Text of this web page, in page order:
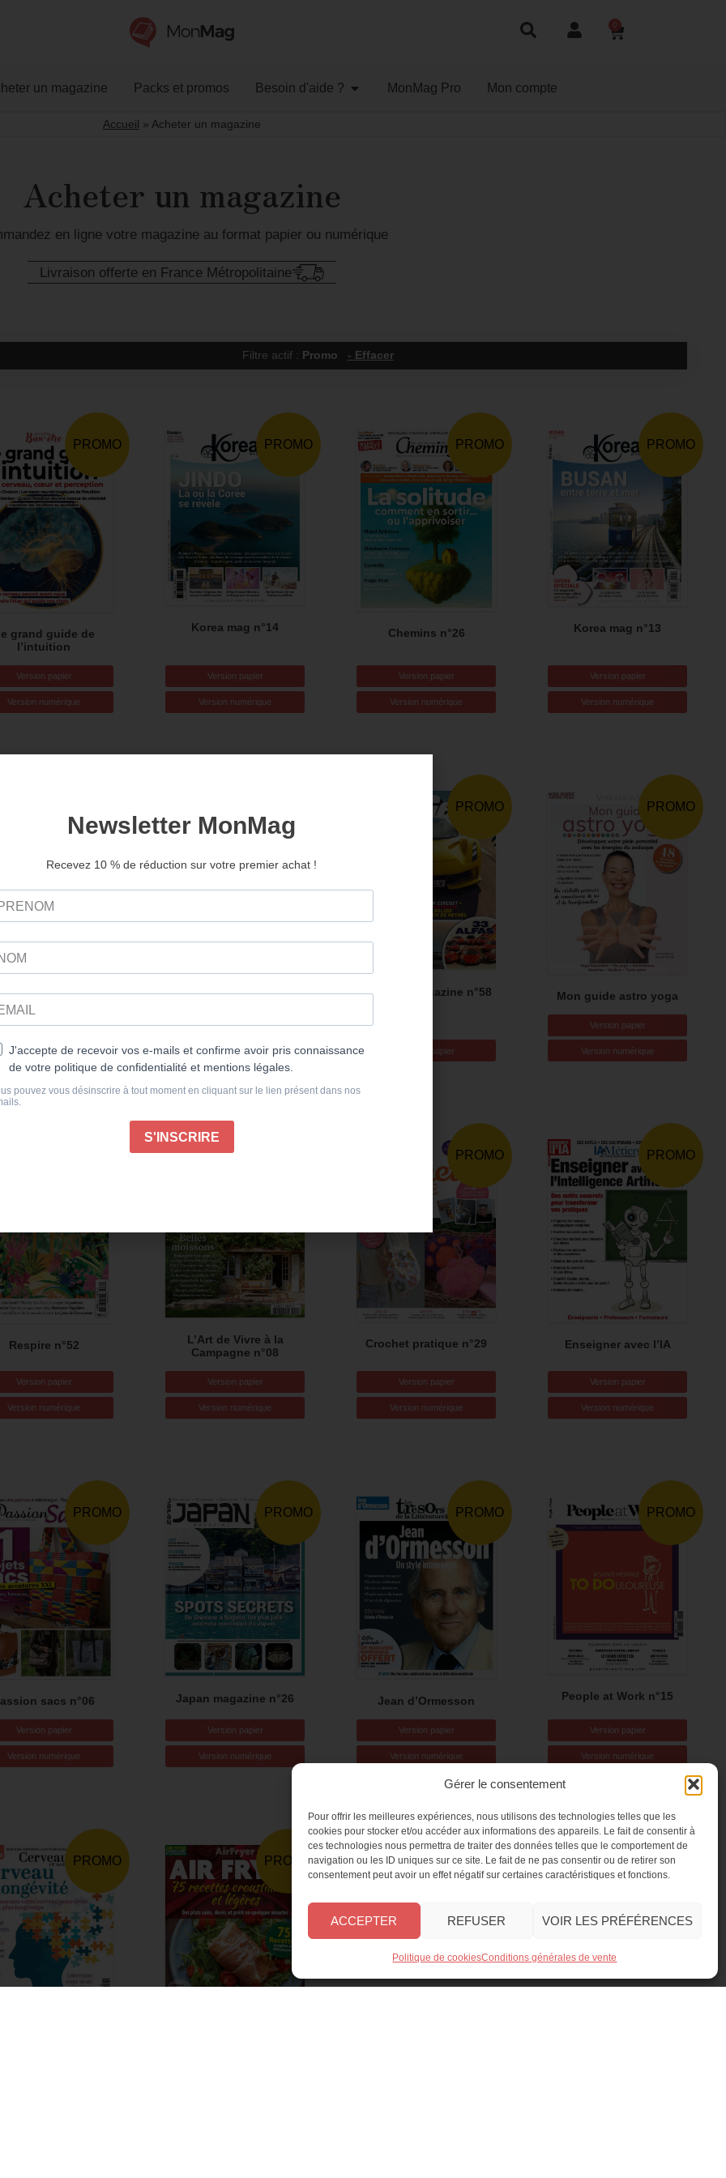
Gérer le consentement
Pour offrir les meilleures expériences, nous utilisons des technologies telles que les
cookies pour stocker et/ou accéder aux informations des appareils. Le fait de consentir à
ces technologies nous permettra de traiter des données telles que le comportement de
navigation ou les ID uniques sur ce site. Le fait de ne pas consentir ou de retirer son
consentement peut avoir un effet négatif sur certaines caractéristiques et fonctions.
ACCEPTER REFUSER VOIR LES PRÉFÉRENCES
Politique de cookiesConditions générales de vente
0
un magazine Packs et promos Besoin d'aide ? MonMag Pro Mon compte
Accueil » Acheter un magazine
Acheter un magazine
en ligne votre magazine au format papier ou numérique
Livraison offerte en France Métropolitaine
Filtre actif : Promo - Effacer
PROMO
grand guide de
l’intuition
Version papier
Version numérique
PROMO
Korea mag n°14
Version papier
Version numérique
PROMO
Chemins n°26
Version papier
Version numérique
PROMO
Korea mag n°13
Version papier
Version numérique
Version papier
Version numérique
Version papier
Version numérique
PROMO
TopGear magazine n°58
Version papier
PROMO
Mon guide astro yoga
Version papier
Version numérique
Respire n°52
Version papier
Version numérique
L’Art de Vivre à la
Campagne n°08
Version papier
Version numérique
PROMO
Crochet pratique n°29
Version papier
Version numérique
PROMO
Enseigner avec l’IA
Version papier
Version numérique
PROMO
sacs n°06
Version papier
Version numérique
PROMO
Japan magazine n°26
Version papier
Version numérique
PROMO
Jean d’Ormesson
Version papier
Version numérique
PROMO
People at Work n°15
Version papier
Version numérique
PROMO PROMO PROMO PROMO